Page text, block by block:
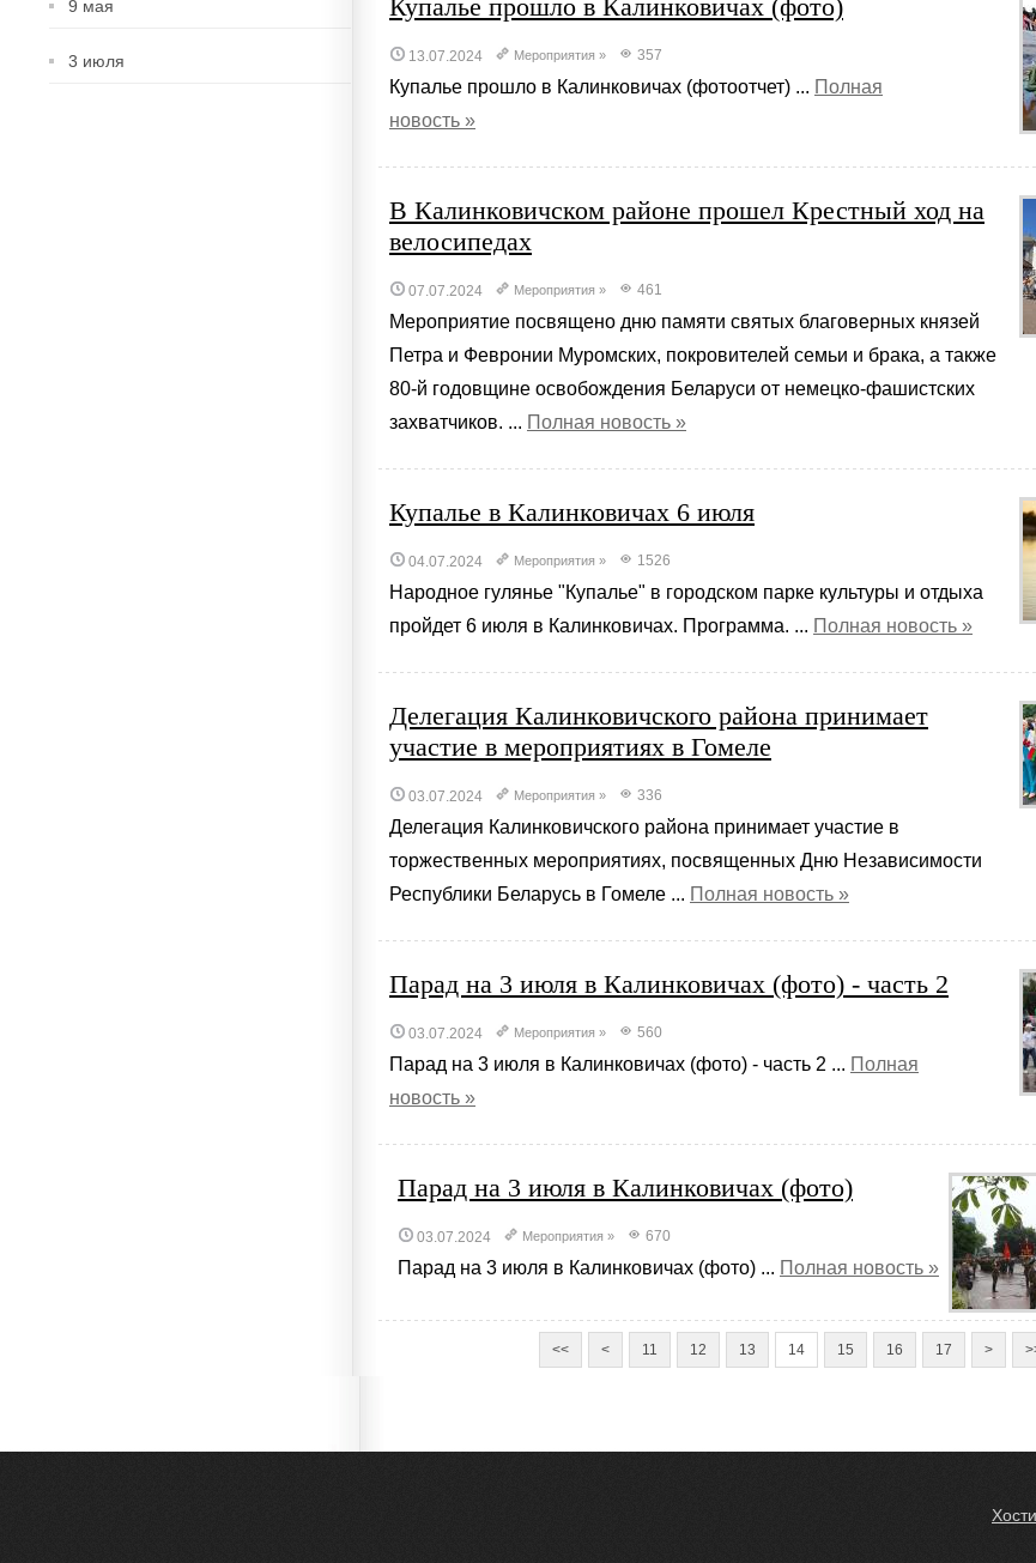
9 мая
3 июля
Купалье прошло в Калинковичах (фото)
13.07.2024 Мероприятия » 357
Купалье прошло в Калинковичах (фотоотчет) ... Полная
новость »
В Калинковичском районе прошел Крестный ход на
велосипедах
07.07.2024 Мероприятия » 461
Мероприятие посвящено дню памяти святых благоверных князей
Петра и Февронии Муромских, покровителей семьи и брака, а также
80-й годовщине освобождения Беларуси от немецко-фашистских
захватчиков. ... Полная новость »
Купалье в Калинковичах 6 июля
04.07.2024 Мероприятия » 1526
Народное гулянье "Купалье" в городском парке культуры и отдыха
пройдет 6 июля в Калинковичах. Программа. ... Полная новость »
Делегация Калинковичского района принимает
участие в мероприятиях в Гомеле
03.07.2024 Мероприятия » 336
Делегация Калинковичского района принимает участие в
торжественных мероприятиях, посвященных Дню Независимости
Республики Беларусь в Гомеле ... Полная новость »
Парад на 3 июля в Калинковичах (фото) - часть 2
03.07.2024 Мероприятия » 560
Парад на 3 июля в Калинковичах (фото) - часть 2 ... Полная
новость »
Парад на 3 июля в Калинковичах (фото)
03.07.2024 Мероприятия » 670
Парад на 3 июля в Калинковичах (фото) ... Полная новость »
<< < 11 12 13 14 15 16 17 >